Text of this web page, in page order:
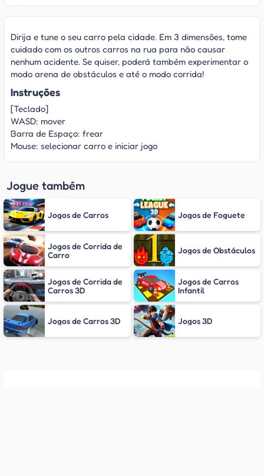
Dirija e tune o seu carro pela cidade. Em 3 dimensões, tome
cuidado com os outros carros na rua para não causar
nenhum acidente. Se quiser, poderá também experimentar o
modo arena de obstáculos e até o modo corrida!
Instruções
[Teclado]
WASD: mover
Barra de Espaço: frear
Mouse: selecionar carro e iniciar jogo
Jogue também
Jogos de Carros Jogos de Foguete
Jogos de Corrida de
Carro
Jogos de Obstáculos
Jogos de Corrida de
Carros 3D
Jogos de Carros
Infantil
Jogos de Carros 3D Jogos 3D